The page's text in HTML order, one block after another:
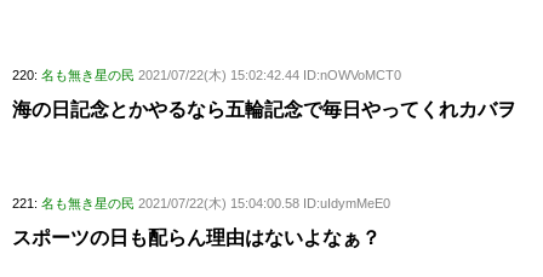
220: 名も無き星の民 2021/07/22(木) 15:02:42.44 ID:nOWVoMCT0
海の日記念とかやるなら五輪記念で毎日やってくれカバヲ
221: 名も無き星の民 2021/07/22(木) 15:04:00.58 ID:uIdymMeE0
スポーツの日も配らん理由はないよなぁ？